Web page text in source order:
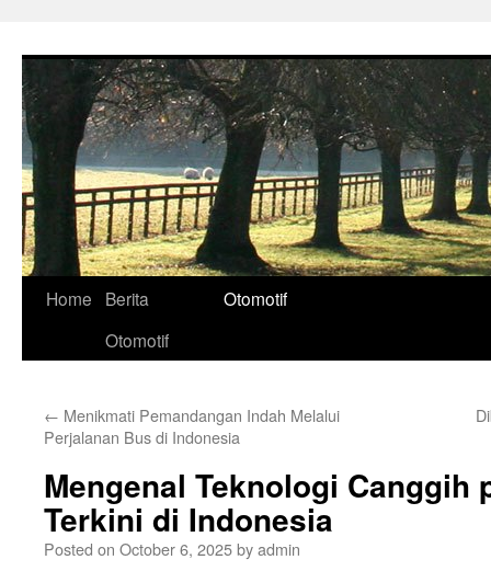
Home
Berita
Otomotif
Otomotif
← Menikmati Pemandangan Indah Melalui
Perjalanan Bus di Indonesia
Mengenal Teknologi Canggih
Terkini di Indonesia
Posted on October 6, 2025byadmin